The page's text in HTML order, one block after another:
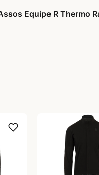
Equipe R Thermo